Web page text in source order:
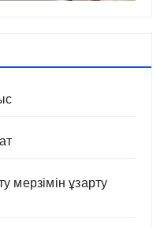
мерзімін ұзарту